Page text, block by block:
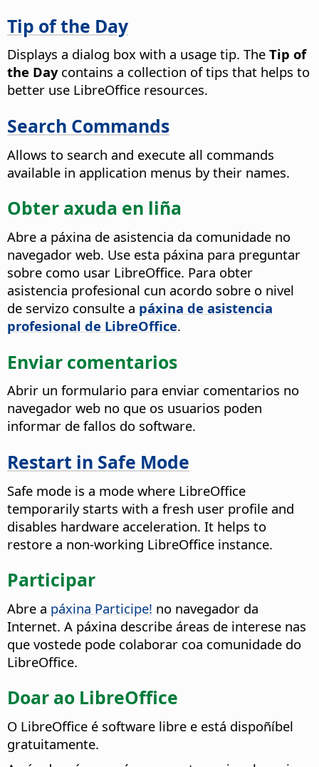
Tip of the Day
Displays a dialog box with a usage tip. The Tip of
the Daycontains a collection of tips that helps to
better use LibreOffice resources.
Search Commands
Allows to search and execute all commands
available in application menus by their names.
Obter axuda en liña
Abre a páxina de asistencia da comunidade no
navegador web. Use esta páxina para preguntar
sobre como usar LibreOffice. Para obter
asistencia profesional cun acordo sobre o nivel
de servizo consulte a páxina de asistencia
profesional de LibreOffice.
Enviar comentarios
Abrir un formulario para enviar comentarios no
navegador web no que os usuarios poden
informar de fallos do software.
Restart in Safe Mode
Safe mode is a mode where LibreOffice
temporarily starts with a fresh user profile and
disables hardware acceleration. It helps to
restore a non-working LibreOffice instance.
Participar
Abre a páxina Participe! no navegador da
Internet. A páxina describe áreas de interese nas
que vostede pode colaborar coa comunidade do
LibreOffice.
Doar ao LibreOffice
O LibreOffice é software libre e está dispoñíbel
gratuitamente.